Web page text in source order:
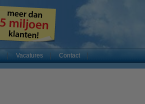
Vacatures Contact